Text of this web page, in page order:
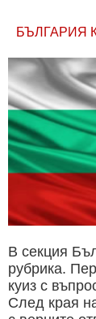
БЪЛГАРИЯ
В секция
рубрика.
куиз с
След края